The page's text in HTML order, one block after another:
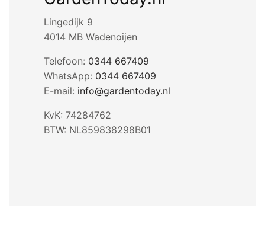
Lingedijk 9
4014 MB Wadenoijen
Telefoon: 0344 667409
WhatsApp: 0344 667409
E-mail: info@gardentoday.nl
KvK: 74284762
BTW: NL859838298B01